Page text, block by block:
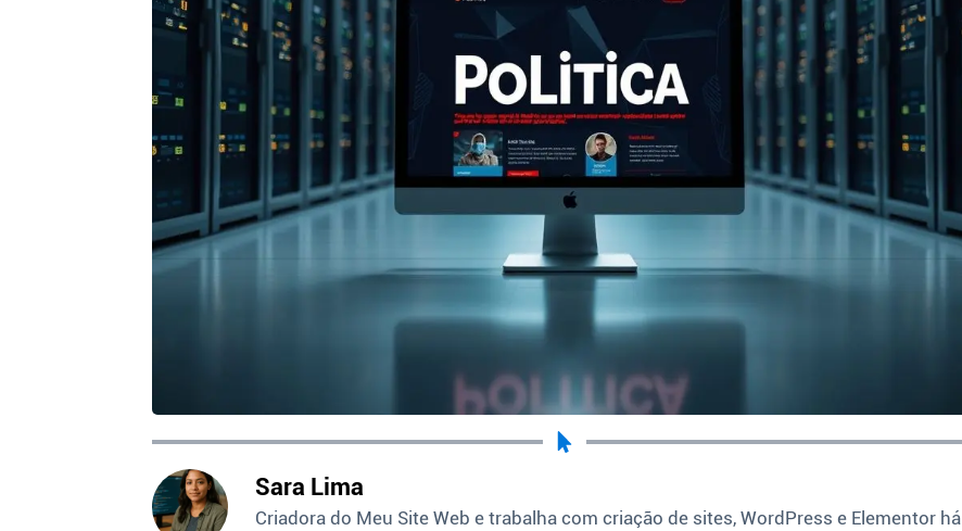
Sara Lima
Criadora do Meu Site Web e trabalha com criação de sites, WordPress e Elementor há